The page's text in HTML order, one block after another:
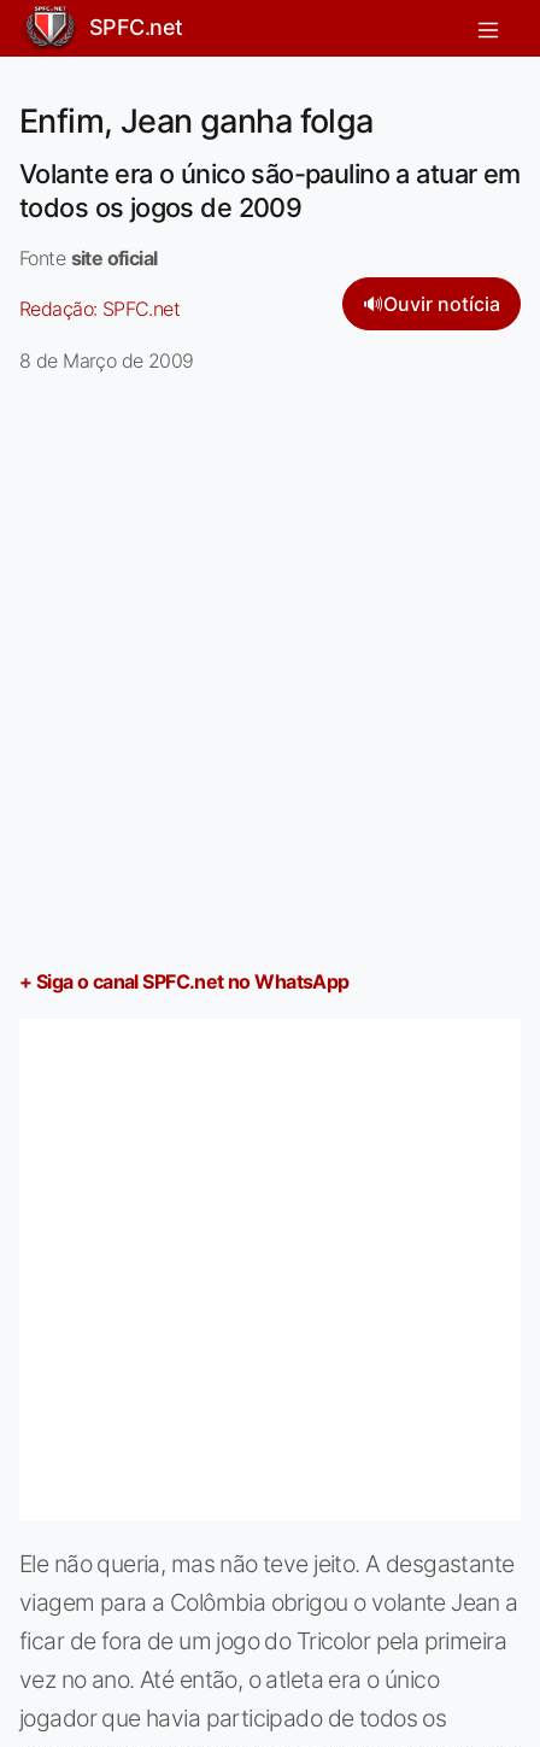
SPFC.net
Enfim, Jean ganha folga
Volante era o único são-paulino a atuar em
todos os jogos de 2009
Fonte site oficial
Redação: SPFC.net 🔊Ouvir notícia
8 de Março de 2009
+ Siga o canal SPFC.net no WhatsApp
Ele não queria, mas não teve jeito. A desgastante
viagem para a Colômbia obrigou o volante Jean a
ficar de fora de um jogo do Tricolor pela primeira
vez no ano. Até então, o atleta era o único
jogador que havia participado de todos os